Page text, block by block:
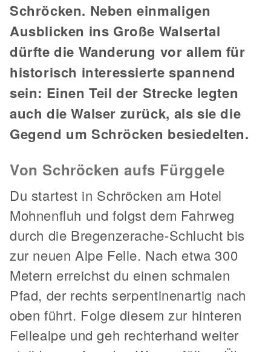
Schröcken. Neben einmaligen
Ausblicken ins Große Walsertal
dürfte die Wanderung vor allem für
historisch interessierte spannend
sein: Einen Teil der Strecke legten
auch die Walser zurück, als sie die
Gegend um Schröcken besiedelten.
Von Schröcken aufs Fürggele
Du startest in Schröcken am Hotel
Mohnenfluh und folgst dem Fahrweg
durch die Bregenzerache-Schlucht bis
zur neuen Alpe Felle. Nach etwa 300
Metern erreichst du einen schmalen
Pfad, der rechts serpentinenartig nach
oben führt. Folge diesem zur hinteren
Fellealpe und geh rechterhand weiter